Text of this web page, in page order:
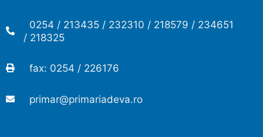
0254 / 213435 / 232310 / 218579 / 234651
/ 218325
fax: 0254 / 226176
primar@primariadeva.ro